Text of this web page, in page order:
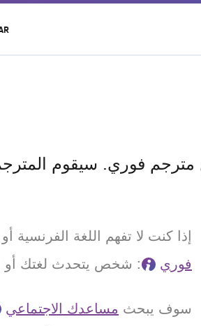
فوري. سيقوم
إذا كنت لا تفهم اللغة
فوري
: شخص يتحدث لغتك أو
سوف يبحث مساعدك الاجتماعي